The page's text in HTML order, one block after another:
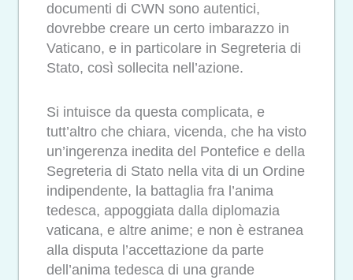
documenti di CWN sono autentici,
dovrebbe creare un certo imbarazzo in
Vaticano, e in particolare in Segreteria di
Stato, così sollecita nell’azione.
Si intuisce da questa complicata, e
tutt’altro che chiara, vicenda, che ha visto
un’ingerenza inedita del Pontefice e della
Segreteria di Stato nella vita di un Ordine
indipendente, la battaglia fra l’anima
tedesca, appoggiata dalla diplomazia
vaticana, e altre anime; e non è estranea
alla disputa l’accettazione da parte
dell’anima tedesca di una grande